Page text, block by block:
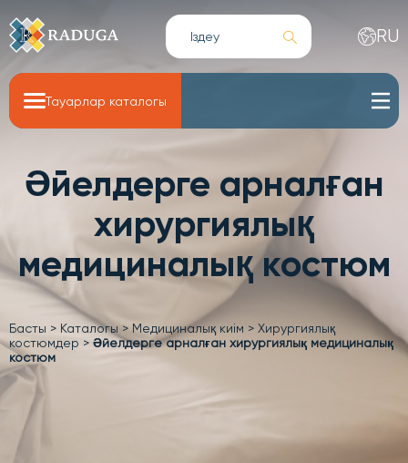
RU
Тауарлар каталогы
Әйелдерге арналған
хирургиялық
медициналық костюм
Басты > Каталогы > Медициналық киім > Хирургиялық
костюмдер > Әйелдерге арналған хирургиялық медициналық
костюм